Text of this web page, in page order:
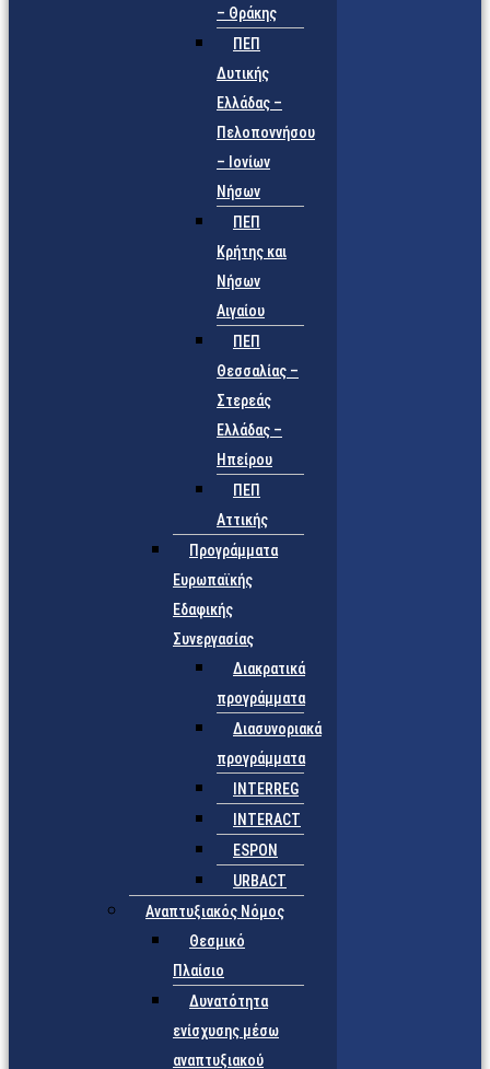
– Θράκης
ΠΕΠ
Δυτικής
Ελλάδας –
Πελοποννήσου
– Ιονίων
Νήσων
ΠΕΠ
Κρήτης και
Νήσων
Αιγαίου
ΠΕΠ
Θεσσαλίας –
Στερεάς
Ελλάδας –
Ηπείρου
ΠΕΠ
Αττικής
Προγράμματα
Ευρωπαϊκής
Εδαφικής
Συνεργασίας
Διακρατικά
προγράμματα
Διασυνοριακά
προγράμματα
INTERREG
INTERACT
ESPON
URBACT
Αναπτυξιακός Νόμος
Θεσμικό
Πλαίσιο
Δυνατότητα
ενίσχυσης μέσω
αναπτυξιακού